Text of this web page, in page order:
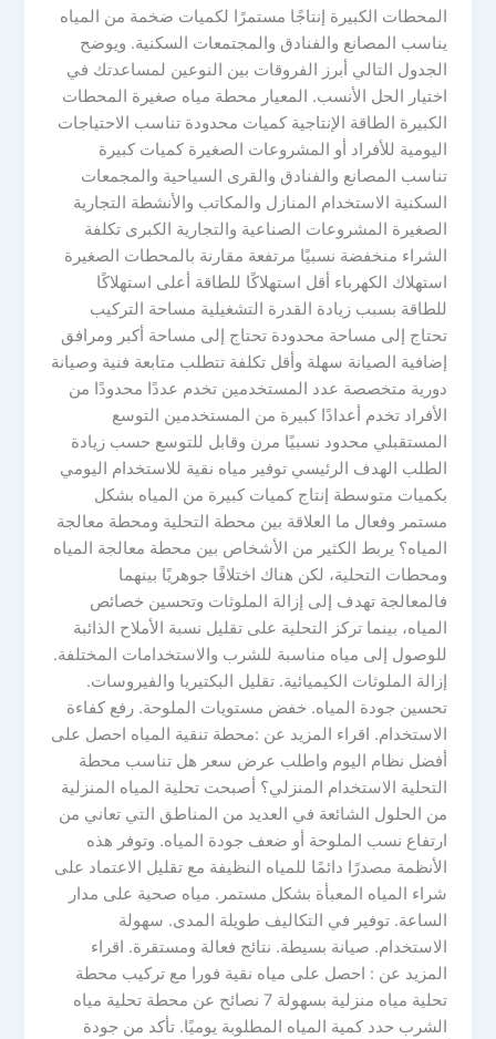
المحطات الكبيرة إنتاجًا مستمرًا لكميات ضخمة من المياه
يناسب المصانع والفنادق والمجتمعات السكنية. ويوضح
الجدول التالي أبرز الفروقات بين النوعين لمساعدتك في
اختيار الحل الأنسب. المعيار محطة مياه صغيرة المحطات
الكبيرة الطاقة الإنتاجية كميات محدودة تناسب الاحتياجات
اليومية للأفراد أو المشروعات الصغيرة كميات كبيرة
تناسب المصانع والفنادق والقرى السياحية والمجمعات
السكنية الاستخدام المنازل والمكاتب والأنشطة التجارية
الصغيرة المشروعات الصناعية والتجارية الكبرى تكلفة
الشراء منخفضة نسبيًا مرتفعة مقارنة بالمحطات الصغيرة
استهلاك الكهرباء أقل استهلاكًا للطاقة أعلى استهلاكًا
للطاقة بسبب زيادة القدرة التشغيلية مساحة التركيب
تحتاج إلى مساحة محدودة تحتاج إلى مساحة أكبر ومرافق
إضافية الصيانة سهلة وأقل تكلفة تتطلب متابعة فنية وصيانة
دورية متخصصة عدد المستخدمين تخدم عددًا محدودًا من
الأفراد تخدم أعدادًا كبيرة من المستخدمين التوسع
المستقبلي محدود نسبيًا مرن وقابل للتوسع حسب زيادة
الطلب الهدف الرئيسي توفير مياه نقية للاستخدام اليومي
بكميات متوسطة إنتاج كميات كبيرة من المياه بشكل
مستمر وفعال ما العلاقة بين محطة التحلية ومحطة معالجة
المياه؟ يربط الكثير من الأشخاص بين محطة معالجة المياه
ومحطات التحلية، لكن هناك اختلافًا جوهريًا بينهما
فالمعالجة تهدف إلى إزالة الملوثات وتحسين خصائص
المياه، بينما تركز التحلية على تقليل نسبة الأملاح الذائبة
للوصول إلى مياه مناسبة للشرب والاستخدامات المختلفة.
إزالة الملوثات الكيميائية. تقليل البكتيريا والفيروسات.
تحسين جودة المياه. خفض مستويات الملوحة. رفع كفاءة
الاستخدام. اقراء المزيد عن :محطة تنقية المياه احصل على
أفضل نظام اليوم واطلب عرض سعر هل تناسب محطة
التحلية الاستخدام المنزلي؟ أصبحت تحلية المياه المنزلية
من الحلول الشائعة في العديد من المناطق التي تعاني من
ارتفاع نسب الملوحة أو ضعف جودة المياه. وتوفر هذه
الأنظمة مصدرًا دائمًا للمياه النظيفة مع تقليل الاعتماد على
شراء المياه المعبأة بشكل مستمر. مياه صحية على مدار
الساعة. توفير في التكاليف طويلة المدى. سهولة
الاستخدام. صيانة بسيطة. نتائج فعالة ومستقرة. اقراء
المزيد عن : احصل على مياه نقية فورا مع تركيب محطة
تحلية مياه منزلية بسهولة 7 نصائح عن محطة تحلية مياه
الشرب حدد كمية المياه المطلوبة يوميًا. تأكد من جودة